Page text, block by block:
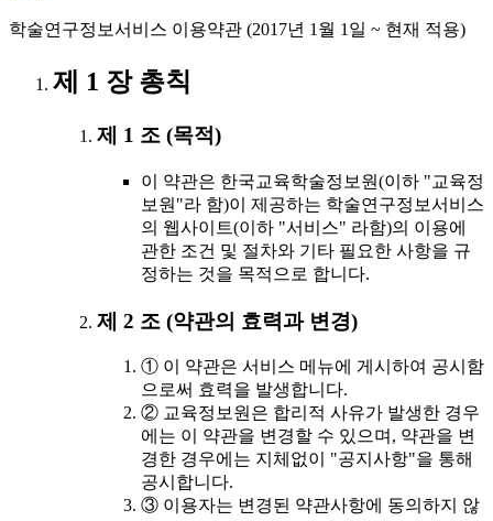
학술연구정보서비스 이용약관 (2017년 1월 1일 ~ 현재 적용)
제 1 장 총칙
제 1 조 (목적)
이 약관은 한국교육학술정보원(이하 "교육정
보원"라 함)이 제공하는 학술연구정보서비스
의 웹사이트(이하 "서비스" 라함)의 이용에
관한 조건 및 절차와 기타 필요한 사항을 규
정하는 것을 목적으로 합니다.
제 2 조 (약관의 효력과 변경)
① 이 약관은 서비스 메뉴에 게시하여 공시함
으로써 효력을 발생합니다.
② 교육정보원은 합리적 사유가 발생한 경우
에는 이 약관을 변경할 수 있으며, 약관을 변
경한 경우에는 지체없이 "공지사항"을 통해
공시합니다.
③ 이용자는 변경된 약관사항에 동의하지 않